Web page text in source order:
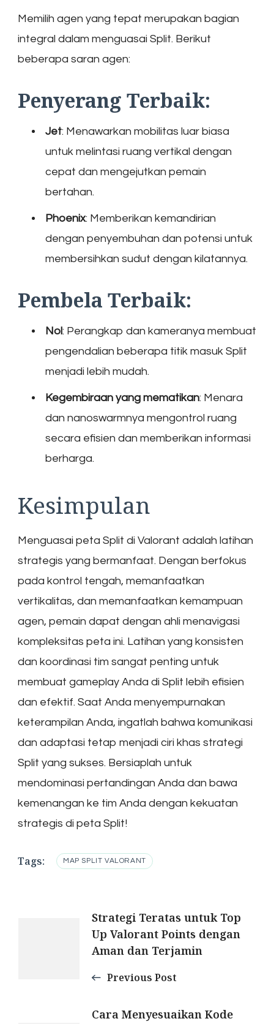
Memilih agen yang tepat merupakan bagian
integral dalam menguasai Split. Berikut
beberapa saran agen:
Penyerang Terbaik:
Jet: Menawarkan mobilitas luar biasa
untuk melintasi ruang vertikal dengan
cepat dan mengejutkan pemain
bertahan.
Phoenix: Memberikan kemandirian
dengan penyembuhan dan potensi untuk
membersihkan sudut dengan kilatannya.
Pembela Terbaik:
Nol: Perangkap dan kameranya membuat
pengendalian beberapa titik masuk Split
menjadi lebih mudah.
Kegembiraan yang mematikan: Menara
dan nanoswarmnya mengontrol ruang
secara efisien dan memberikan informasi
berharga.
Kesimpulan
Menguasai peta Split di Valorant adalah latihan
strategis yang bermanfaat. Dengan berfokus
pada kontrol tengah, memanfaatkan
vertikalitas, dan memanfaatkan kemampuan
agen, pemain dapat dengan ahli menavigasi
kompleksitas peta ini. Latihan yang konsisten
dan koordinasi tim sangat penting untuk
membuat gameplay Anda di Split lebih efisien
dan efektif. Saat Anda menyempurnakan
keterampilan Anda, ingatlah bahwa komunikasi
dan adaptasi tetap menjadi ciri khas strategi
Split yang sukses. Bersiaplah untuk
mendominasi pertandingan Anda dan bawa
kemenangan ke tim Anda dengan kekuatan
strategis di peta Split!
Tags: MAP SPLIT VALORANT
Navigation
Strategi Teratas untuk Top
Up Valorant Points dengan
Aman dan Terjamin
Previous Post
Cara Menyesuaikan Kode